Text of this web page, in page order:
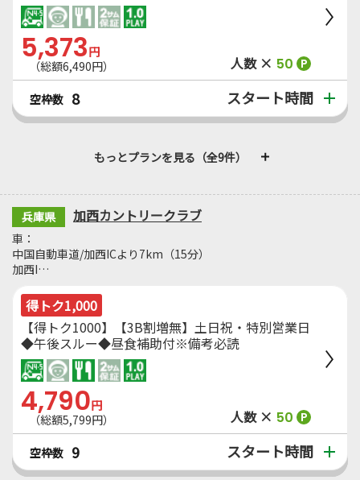
5,373円
（総額6,490円）
人数 × 50 P
空枠数 8 スタート時間
もっとプランを見る（全9件）
兵庫県 加西カントリークラブ
車：
中国自動車道/加西ICより7km（15分）
加西I…
得トク1,000
【得トク1000】【3B割増無】土日祝・特別営業日
◆午後スルー◆昼食補助付※備考必読
4,790円
（総額5,799円）
人数 × 50 P
空枠数 9 スタート時間